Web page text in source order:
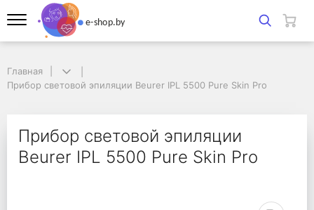
Прибор световой эпиляции Beurer IPL 5500 Pure Skin Pro
Прибор световой
Главная
Прибор световой эпиляции Beurer IPL 5500 Pure Skin Pro
Прибор световой эпиляции
Beurer IPL 5500 Pure Skin Pro